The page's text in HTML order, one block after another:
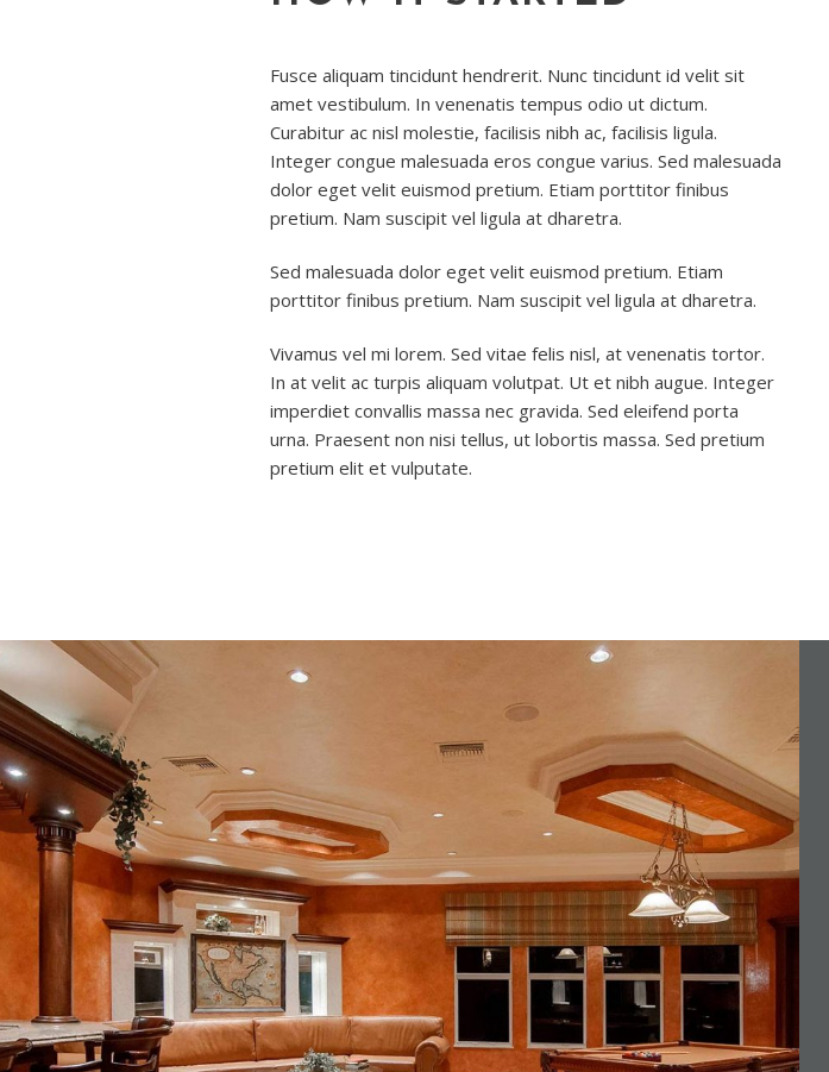
Fusce aliquam tincidunt hendrerit. Nunc tincidunt id velit sit
amet vestibulum. In venenatis tempus odio ut dictum.
Curabitur ac nisl molestie, facilisis nibh ac, facilisis ligula.
Integer congue malesuada eros congue varius. Sed malesuada
dolor eget velit euismod pretium. Etiam porttitor finibus
pretium. Nam suscipit vel ligula at dharetra.
Sed malesuada dolor eget velit euismod pretium. Etiam
porttitor finibus pretium. Nam suscipit vel ligula at dharetra.
Vivamus vel mi lorem. Sed vitae felis nisl, at venenatis tortor.
In at velit ac turpis aliquam volutpat. Ut et nibh augue. Integer
imperdiet convallis massa nec gravida. Sed eleifend porta
urna. Praesent non nisi tellus, ut lobortis massa. Sed pretium
pretium elit et vulputate.